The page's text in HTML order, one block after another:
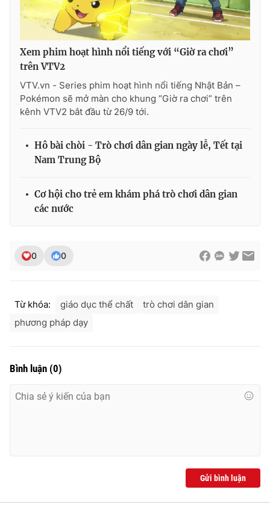
Ðiện thoại Thời báo VTV:024.66 897 897
Email:toasoan@vtv.vn
Liên hệ quảng cáo:024-7300.7108
® Cấm sao chép dưới mọi hình thức nếu không có sự chấp
Xem phim hoạt hình nổi tiếng với “Giờ ra chơi”
trên VTV2
VTV.vn - Series phim hoạt hình nổi tiếng Nhật Bản –
Pokémon sẽ mở màn cho khung “Giờ ra chơi” trên
kênh VTV2 bắt đầu từ 26/9 tới.
Hô bài chòi - Trò chơi dân gian ngày lễ, Tết tại
Nam Trung Bộ
Cơ hội cho trẻ em khám phá trò chơi dân gian
các nước
0 0
Từ khóa: giáo dục thể chất
trò chơi dân gian
phương pháp dạy
Bình luận (0)
Gửi bình luận